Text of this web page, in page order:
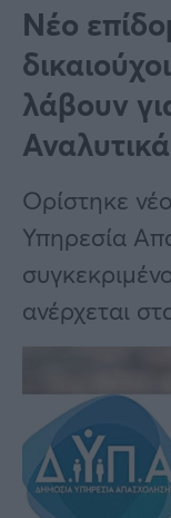
Πολιτική
Τράπεζες
Κόσμος
Lifestyle
Αθλητικά
Υγεία
Γυναίκα
Νέο
λάβουν
Ορίστηκε
Υπηρεσία
ανέρχεται